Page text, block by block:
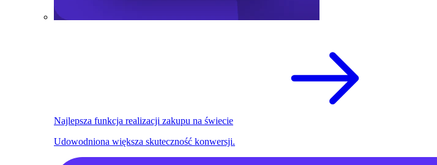
Najlepsza funkcja realizacji zakupu na świecie
Udowodniona większa skuteczność konwersji.